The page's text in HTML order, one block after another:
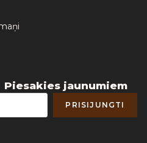
Piesakies jaunumiem